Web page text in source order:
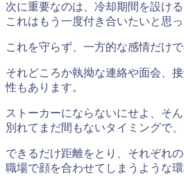
次に重要なのは、 冷却期間を設ける
これはもう一度付き合いたいと思
これを守らず、一方的な感情だけ
それどころか執拗な連絡や面会、
性 もあります。
ストーカーにならないにせよ、そ
別れてまだ間もないタイミングで
できるだけ距離をとり、それぞれ
職場で顔を合わせてしまうような